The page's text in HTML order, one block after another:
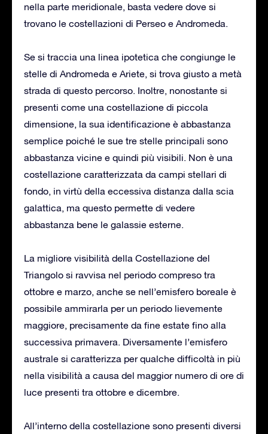
nella parte meridionale, basta vedere dove si
trovano le costellazioni di Perseo e Andromeda.
Se si traccia una linea ipotetica che congiunge le
stelle di Andromeda e Ariete, si trova giusto a metà
strada di questo percorso. Inoltre, nonostante si
presenti come una costellazione di piccola
dimensione, la sua identificazione è abbastanza
semplice poiché le sue tre stelle principali sono
abbastanza vicine e quindi più visibili. Non è una
costellazione caratterizzata da campi stellari di
fondo, in virtù della eccessiva distanza dalla scia
galattica, ma questo permette di vedere
abbastanza bene le galassie esterne.
La migliore visibilità della Costellazione del
Triangolo si ravvisa nel periodo compreso tra
ottobre e marzo, anche se nell’emisfero boreale è
possibile ammirarla per un periodo lievemente
maggiore, precisamente da fine estate fino alla
successiva primavera. Diversamente l’emisfero
australe si caratterizza per qualche difficoltà in più
nella visibilità a causa del maggior numero di ore di
luce presenti tra ottobre e dicembre.
All’interno della costellazione sono presenti diversi